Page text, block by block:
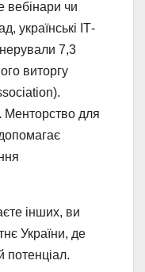
вебінари чи
українські ІТ-
7,3
виторгу
Менторство для
інших, ви
України, де
потенціал.